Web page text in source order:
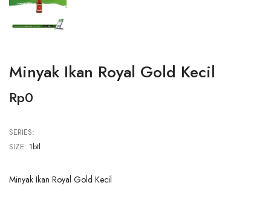
Minyak Ikan Royal Gold Kecil
Rp0
SERIES:
SIZE: 1btl
Minyak Ikan Royal Gold Kecil